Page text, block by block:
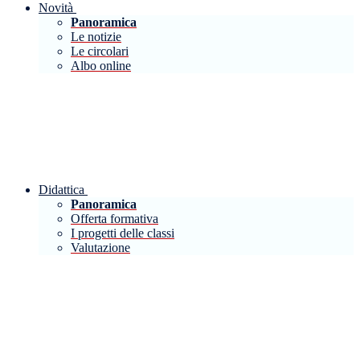
Novità
Panoramica
Le notizie
Le circolari
Albo online
Didattica
Panoramica
Offerta formativa
I progetti delle classi
Valutazione